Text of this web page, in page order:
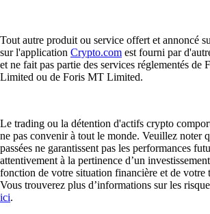
Tout autre produit ou service offert et annoncé
sur l'application Crypto.com est fourni par
et ne fait pas partie des services réglementés
Limited ou de Foris MT Limited.
Le trading ou la détention d'actifs crypto
ne pas convenir à tout le monde. Veuillez noter
passées ne garantissent pas les performances
attentivement à la pertinence d’un
fonction de votre situation financière et de votre
Vous trouverez plus d’informations sur les
ici.